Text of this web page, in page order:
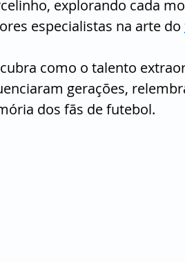
explorando cada
especialistas na arte do
como o talento
gerações,
dos fãs de futebol.